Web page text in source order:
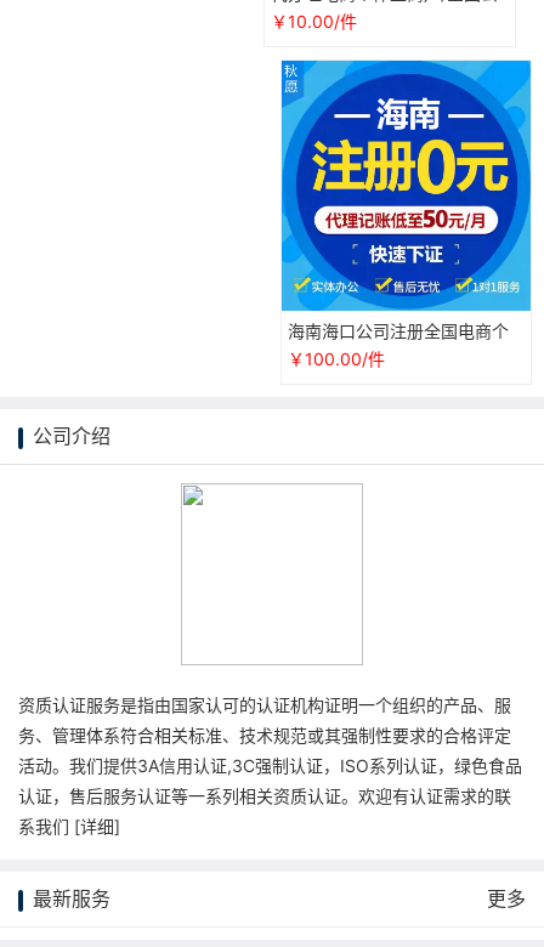
司营业执照/抖音企业店铺注册
￥10.00/件
海南海口公司注册全国电商个
体户营业执照代办理工商注销
￥100.00/件
公司介绍
资质认证服务是指由国家认可的认证机构证明一个组织的产品、服
务、管理体系符合相关标准、技术规范或其强制性要求的合格评定
活动。我们提供3A信用认证,3C强制认证，ISO系列认证，绿色食品
认证，售后服务认证等一系列相关资质认证。欢迎有认证需求的联
系我们 [详细]
最新服务 更多